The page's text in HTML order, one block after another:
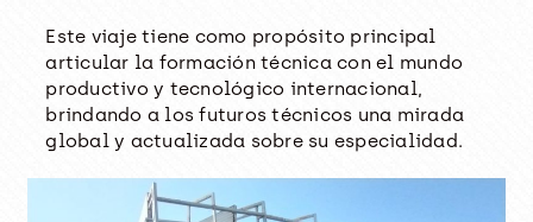
Este viaje tiene como propósito principal
articular la formación técnica con el mundo
productivo y tecnológico internacional,
brindando a los futuros técnicos una mirada
global y actualizada sobre su especialidad.